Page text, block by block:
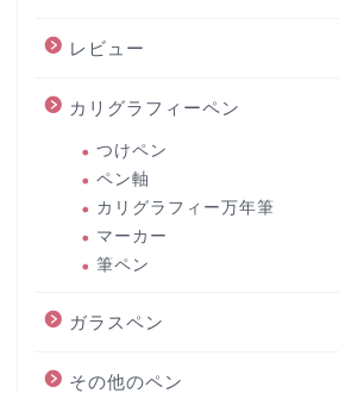
レビュー
カリグラフィーペン
つけペン
ペン軸
カリグラフィー万年筆
マーカー
筆ペン
ガラスペン
その他のペン